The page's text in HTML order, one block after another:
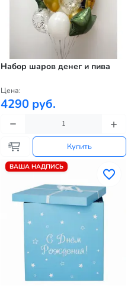
Набор шаров денег и пива
Цена:
4290 руб.
Купить
ВАША НАДПИСЬ